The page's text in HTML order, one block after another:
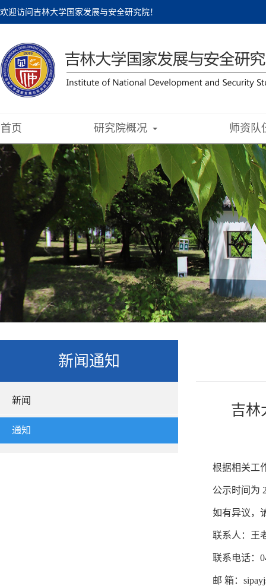
欢迎访问吉林大学国家发展与安全研究院！
首页 研究院概况 师资队
新闻通知
新闻
通知
吉林
根据相关工
公示时间为
如有异议，
联系人：王
联系电话：
邮 箱：